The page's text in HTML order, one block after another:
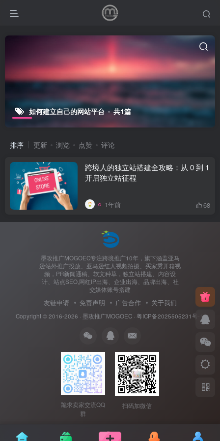
如何建立自己的网站平台 共1篇
排序 更新 浏览 点赞 评论
跨境人的独立站搭建全攻略：从 0 到 1
开启独立站征程
1年前 68
墨攻推广MOGOEC专注跨境推广10年，旗下涵盖亚马
逊站外推广投放、亚马逊红人视频拍摄、买家秀开箱视
频，PR新闻通稿、软文种草，独立站搭建、内容设
计、站点SEO,网红IP出海、企业出海、品牌出海、社
交媒体账号搭建
友链申请 免责声明 广告合作 关于我们
Copyright © 2016-2026 · 墨攻推广MOGOEC· 粤ICP备2025505231号-1.
跪求卖家交流QQ
群
扫码加微信